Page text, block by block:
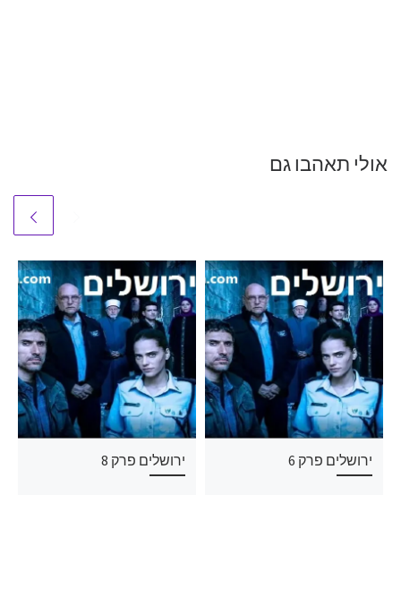
אולי תאהבו גם
ירושלים פרק 8 ירושלים פרק 6